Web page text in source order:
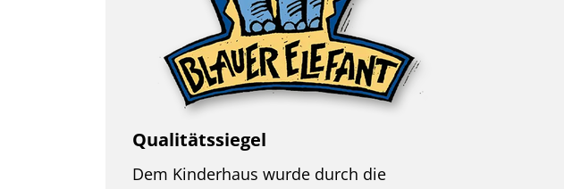
Qualitätssiegel
Dem Kinderhaus wurde durch die